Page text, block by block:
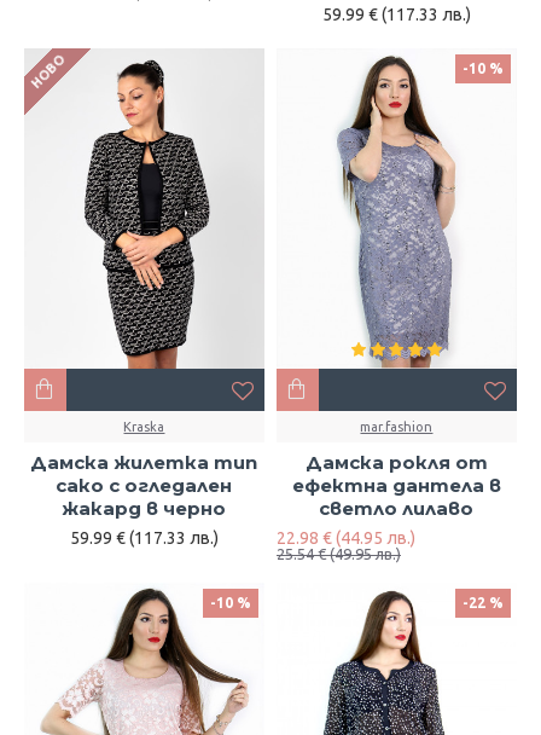
59.99 € (117.33 лв.)
НОВО
Kraska
Дамска жилетка тип
сако с огледален
жакард в черно
59.99 € (117.33 лв.)
-10 %
mar.fashion
Дамска рокля от
ефектна дантела в
светло лилаво
22.98 € (44.95 лв.)
25.54 € (49.95 лв.)
-10 % -22 %